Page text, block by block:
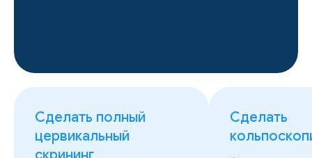
Сделать полный
цервикальный
Сделать